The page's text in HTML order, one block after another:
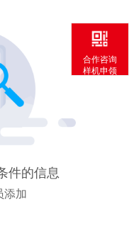
件的信息
添加
合作咨询
样机申领